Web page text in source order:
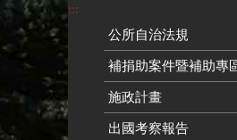
:::
公所自治法規
補捐助案件暨補助專
施政計畫
出國考察報告